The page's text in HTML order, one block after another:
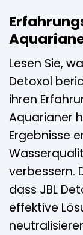
Lesen Sie,
Detoxol
ihren
Aquarianer
Ergebnisse
verbessern.
dass JBL
effektive